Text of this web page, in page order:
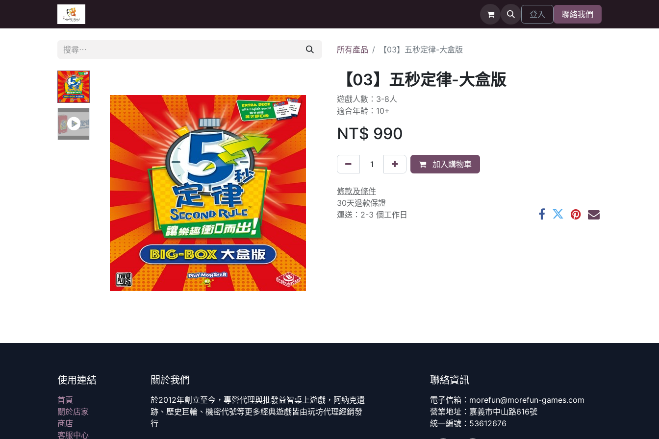
登入 聯絡我們
所有產品 【03】五秒定律-大盒版
【03】五秒定律-大盒版
遊戲人數：3-8人
適合年齡：10+
NT$ 990
加入購物車
條款及條件
30天退款保證
運送：2-3 個工作日
使用連結
首頁
關於店家
商店
客服中心
關於我們
於2012年創立至今，專營代理與批發益智桌上遊戲，阿納克遺
跡、歷史巨輪、機密代號等更多經典遊戲皆由玩坊代理經銷發
行
聯絡資訊
電子信箱：morefun@morefun-games.com
營業地址：嘉義市中山路616號
統一編號：53612676